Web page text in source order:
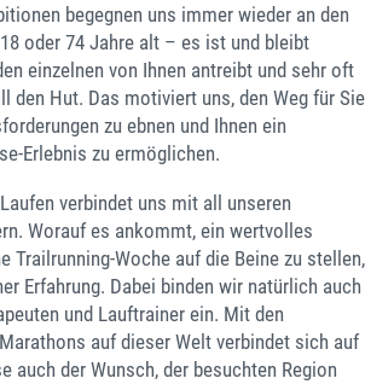
begegnen uns immer wieder an den
oder 74 Jahre alt – es ist und bleibt
einzelnen von Ihnen antreibt und sehr oft
den Hut. Das motiviert uns, den Weg für Sie
zu ebnen und Ihnen ein
Erlebnis zu ermöglichen.
verbindet uns mit all unseren
Worauf es ankommt, ein wertvolles
Trailrunning-Woche auf die Beine zu stellen,
Erfahrung. Dabei binden wir natürlich auch
und Lauftrainer ein. Mit den
auf dieser Welt verbindet sich auf
auch der Wunsch, der besuchten Region